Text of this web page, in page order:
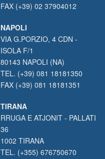
FAX (+39) 02 37904012
NAPOLI
VIA G.PORZIO, 4 CDN -
ISOLA F/1
80143 NAPOLI (NA)
TEL. (+39) 081 18181350
FAX (+39) 081 18181351
TIRANA
RRUGA E ATJONIT - PALLATI
36
1002 TIRANA
TEL. (+355) 676750670